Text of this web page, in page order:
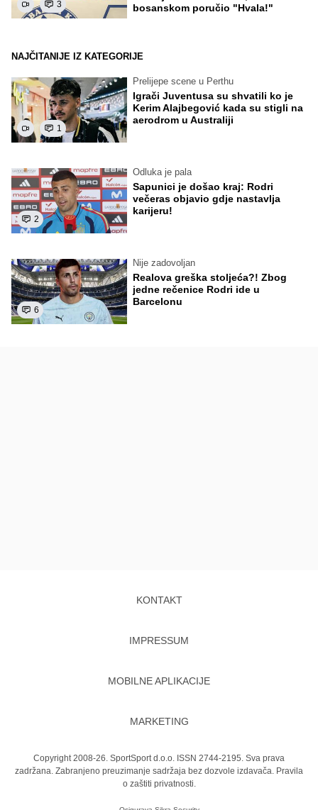
3
bosanskom poručio "Hvala!"
NAJČITANIJE IZ KATEGORIJE
1
Prelijepe scene u Perthu
Igrači Juventusa su shvatili ko je
Kerim Alajbegović kada su stigli na
aerodrom u Australiji
2
Odluka je pala
Sapunici je došao kraj: Rodri
večeras objavio gdje nastavlja
karijeru!
6
Nije zadovoljan
Realova greška stoljeća?! Zbog
jedne rečenice Rodri ide u
Barcelonu
KONTAKT
IMPRESSUM
MOBILNE APLIKACIJE
MARKETING
Copyright 2008-26. SportSport d.o.o. ISSN 2744-2195. Sva prava
zadržana. Zabranjeno preuzimanje sadržaja bez dozvole izdavača. Pravila
o zaštiti privatnosti.